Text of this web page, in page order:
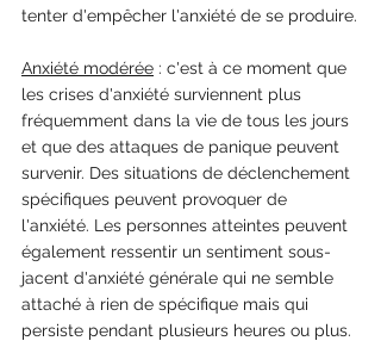
tenter d'empêcher l'anxiété de se produire.
Anxiété modérée : c'est à ce moment que
les crises d'anxiété surviennent plus
fréquemment dans la vie de tous les jours
et que des attaques de panique peuvent
survenir. Des situations de déclenchement
spécifiques peuvent provoquer de
l'anxiété. Les personnes atteintes peuvent
également ressentir un sentiment sous-
jacent d'anxiété générale qui ne semble
attaché à rien de spécifique mais qui
persiste pendant plusieurs heures ou plus.